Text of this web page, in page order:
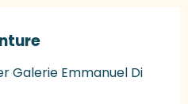
Galerie Emmanuel Di